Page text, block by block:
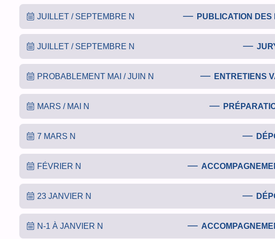
JUILLET / SEPTEMBRE N PUBLICATION DES
JUILLET / SEPTEMBRE N
PROBABLEMENT MAI / JUIN N ENTRETIENS
MARS / MAI N
7 MARS N
FÉVRIER N
23 JANVIER N
N-1 À JANVIER N